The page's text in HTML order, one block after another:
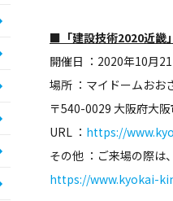
■「建設技術2020近畿」
開催日 ：2020年10月
場所 ：マイドームおお
〒540-0029 大阪府大
URL ： https://
その他 ：ご来場の際は
https://www.kyokai-